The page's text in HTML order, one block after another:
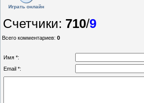
Играть онлайн
Счетчики: 710/9
Всего комментариев: 0
Имя *:
Email *: